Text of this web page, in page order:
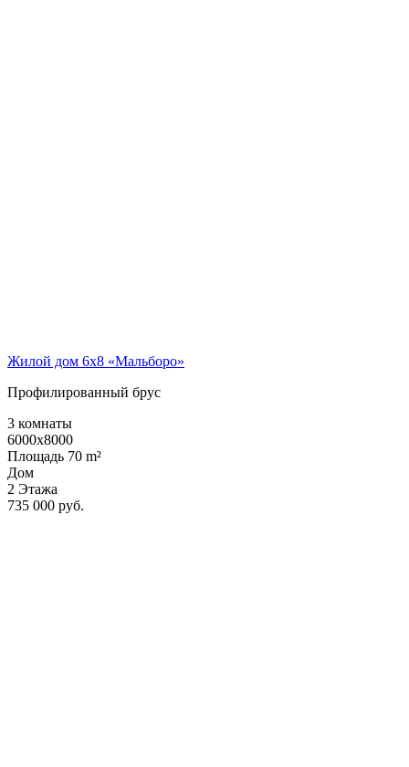
Жилой дом 6х8 «Мальборо»
Профилированный брус
3 комнаты
6000x8000
Площадь 70 m²
Дом
2 Этажа
735 000 руб.